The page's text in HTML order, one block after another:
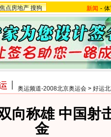
点房地产 搜狗 新闻 -
奥运频道-2008北京奥运会 > 好运
向称雄 中国射
金